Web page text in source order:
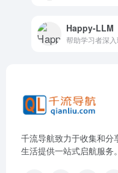
Happy-LLM
千流导航致力于收集和分
生活提供一站式启航服务。